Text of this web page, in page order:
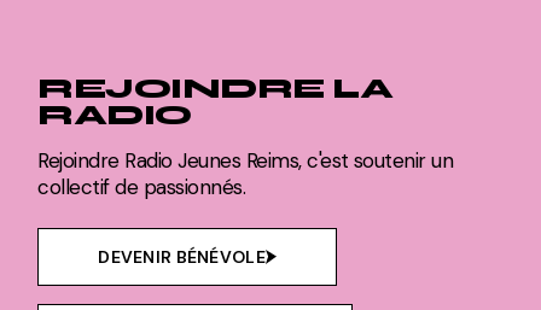
REJOINDRE LA
RADIO
Rejoindre Radio Jeunes Reims, c'est soutenir un
collectif de passionnés.
DEVENIR BÉNÉVOLE